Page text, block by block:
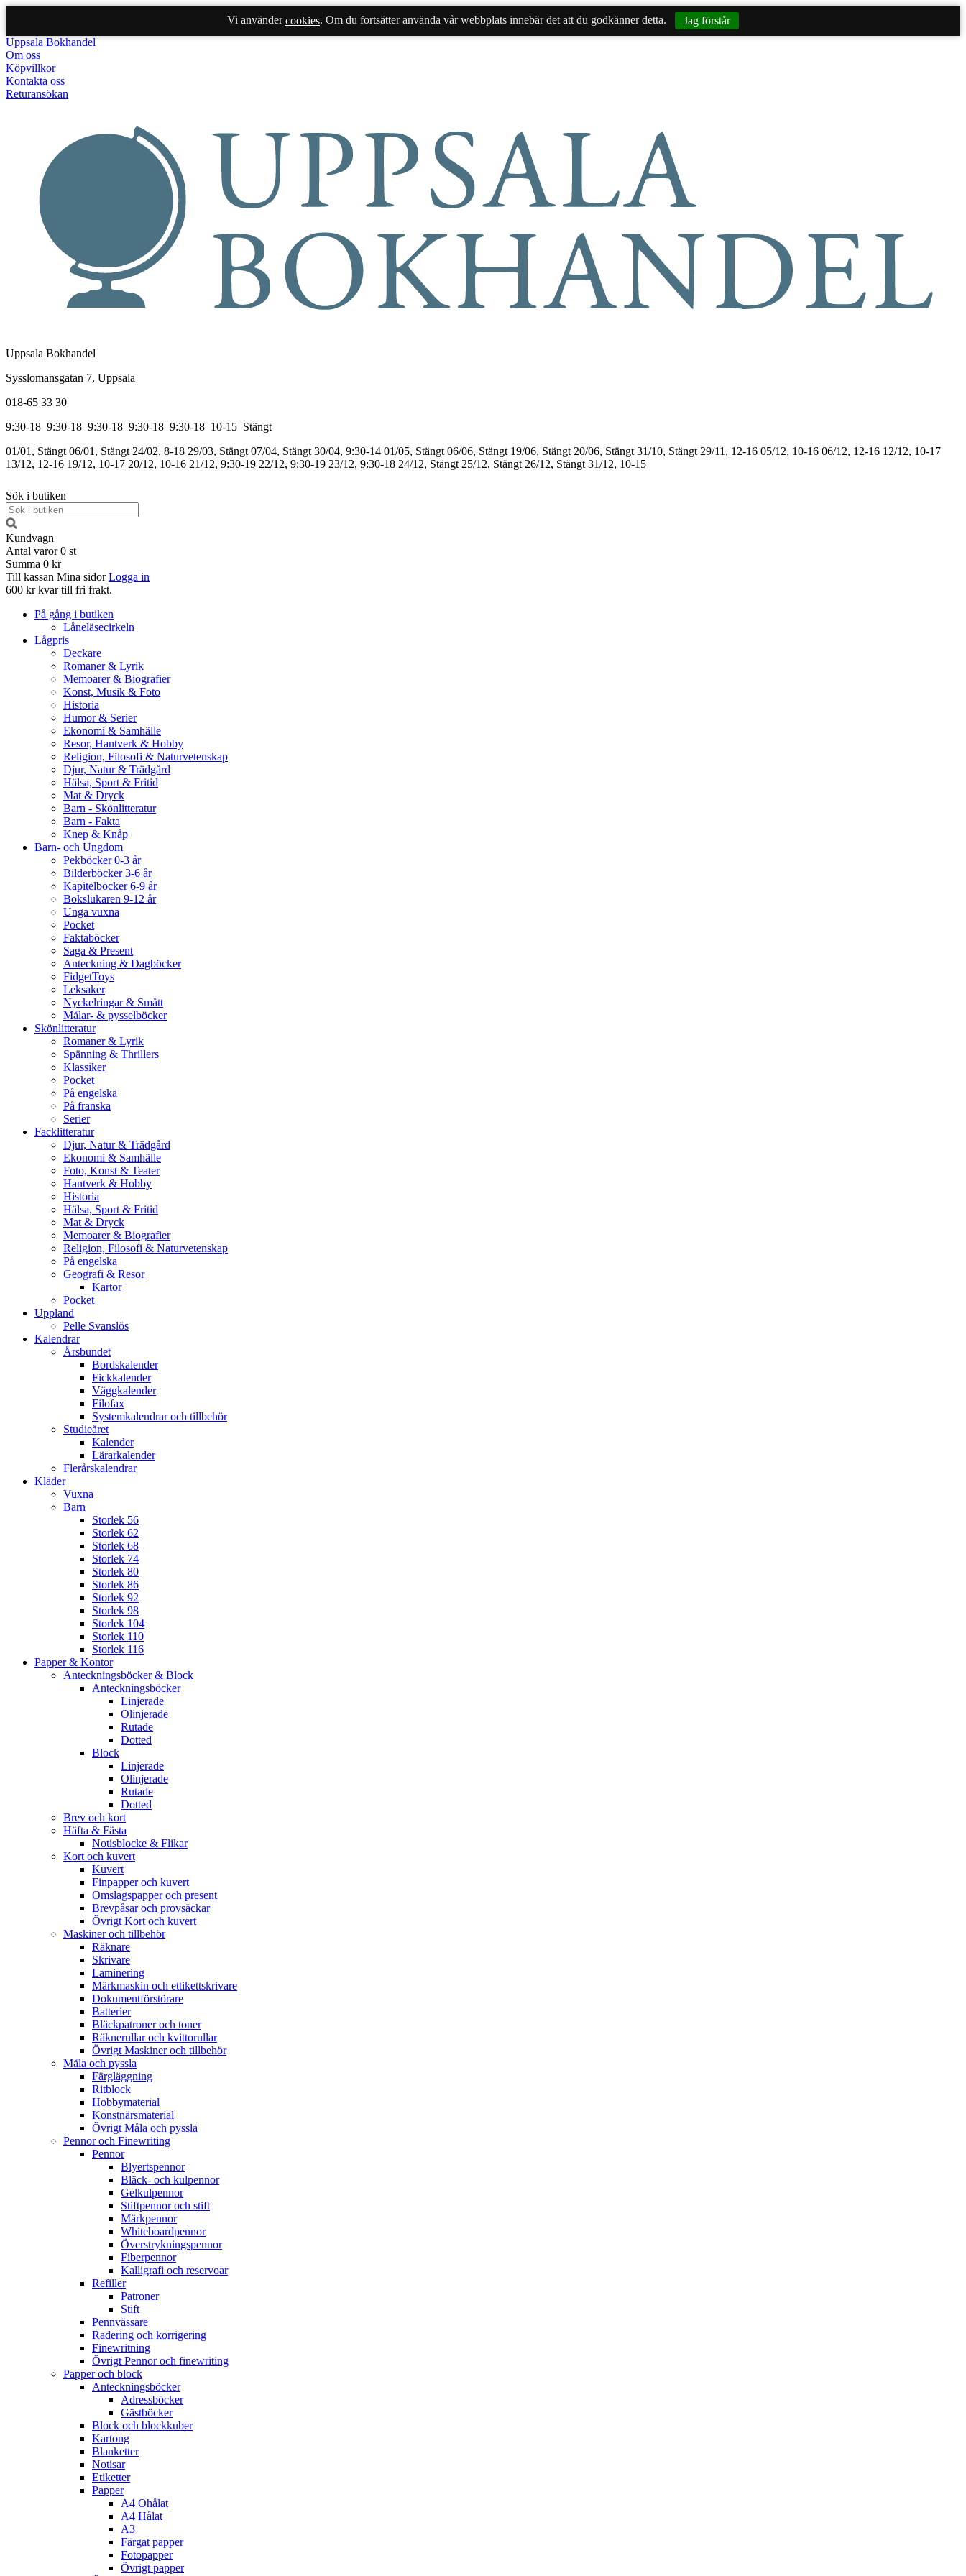
Vi användercookies. Om du fortsätter använda vår webbplats innebär det att du godkänner detta.
Jag förstår
Uppsala Bokhandel
Om oss
Köpvillkor
Kontakta oss
Returansökan
Uppsala Bokhandel
Sysslomansgatan 7, Uppsala
018-65 33 30
9:30-18 9:30-18 9:30-18 9:30-18 9:30-18 10-15 Stängt
01/01, Stängt 06/01, Stängt 24/02, 8-18 29/03, Stängt 07/04, Stängt 30/04, 9:30-14 01/05, Stängt 06/06, Stängt 19/06, Stängt 20/06, Stängt 31/10, Stängt 29/11, 12-16 05/12, 10-16 06/12, 12-16 12/12, 10-17
13/12, 12-16 19/12, 10-17 20/12, 10-16 21/12, 9:30-19 22/12, 9:30-19 23/12, 9:30-18 24/12, Stängt 25/12, Stängt 26/12, Stängt 31/12, 10-15
Sök i butiken
Kundvagn
Antal varor 0 st
Summa 0 kr
Till kassan Mina sidor Logga in
600 kr kvar till fri frakt.
På gång i butiken
Låneläsecirkeln
Lågpris
Deckare
Romaner & Lyrik
Memoarer & Biografier
Konst, Musik & Foto
Historia
Humor & Serier
Ekonomi & Samhälle
Resor, Hantverk & Hobby
Religion, Filosofi & Naturvetenskap
Djur, Natur & Trädgård
Hälsa, Sport & Fritid
Mat & Dryck
Barn - Skönlitteratur
Barn - Fakta
Knep & Knåp
Barn- och Ungdom
Pekböcker 0-3 år
Bilderböcker 3-6 år
Kapitelböcker 6-9 år
Bokslukaren 9-12 år
Unga vuxna
Pocket
Faktaböcker
Saga & Present
Anteckning & Dagböcker
FidgetToys
Leksaker
Nyckelringar & Smått
Målar- & pysselböcker
Skönlitteratur
Romaner & Lyrik
Spänning & Thrillers
Klassiker
Pocket
På engelska
På franska
Serier
Facklitteratur
Djur, Natur & Trädgård
Ekonomi & Samhälle
Foto, Konst & Teater
Hantverk & Hobby
Historia
Hälsa, Sport & Fritid
Mat & Dryck
Memoarer & Biografier
Religion, Filosofi & Naturvetenskap
På engelska
Geografi & Resor
Kartor
Pocket
Uppland
Pelle Svanslös
Kalendrar
Årsbundet
Bordskalender
Fickkalender
Väggkalender
Filofax
Systemkalendrar och tillbehör
Studieåret
Kalender
Lärarkalender
Flerårskalendrar
Kläder
Vuxna
Barn
Storlek 56
Storlek 62
Storlek 68
Storlek 74
Storlek 80
Storlek 86
Storlek 92
Storlek 98
Storlek 104
Storlek 110
Storlek 116
Papper & Kontor
Anteckningsböcker & Block
Anteckningsböcker
Linjerade
Olinjerade
Rutade
Dotted
Block
Linjerade
Olinjerade
Rutade
Dotted
Brev och kort
Häfta & Fästa
Notisblocke & Flikar
Kort och kuvert
Kuvert
Finpapper och kuvert
Omslagspapper och present
Brevpåsar och provsäckar
Övrigt Kort och kuvert
Maskiner och tillbehör
Räknare
Skrivare
Laminering
Märkmaskin och ettikettskrivare
Dokumentförstörare
Batterier
Bläckpatroner och toner
Räknerullar och kvittorullar
Övrigt Maskiner och tillbehör
Måla och pyssla
Färgläggning
Ritblock
Hobbymaterial
Konstnärsmaterial
Övrigt Måla och pyssla
Pennor och Finewriting
Pennor
Blyertspennor
Bläck- och kulpennor
Gelkulpennor
Stiftpennor och stift
Märkpennor
Whiteboardpennor
Överstrykningspennor
Fiberpennor
Kalligrafi och reservoar
Refiller
Patroner
Stift
Pennvässare
Radering och korrigering
Finewritning
Övrigt Pennor och finewriting
Papper och block
Anteckningsböcker
Adressböcker
Gästböcker
Block och blockkuber
Kartong
Blanketter
Notisar
Etiketter
Papper
A4 Ohålat
A4 Hålat
A3
Färgat papper
Fotopapper
Övrigt papper